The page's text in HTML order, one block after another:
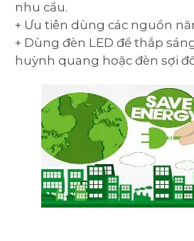
nhu cầu.
+ Ưu tiên dùng các nguồn
+ Dùng đèn LED để thắp
huỳnh quang hoặc đèn sợi